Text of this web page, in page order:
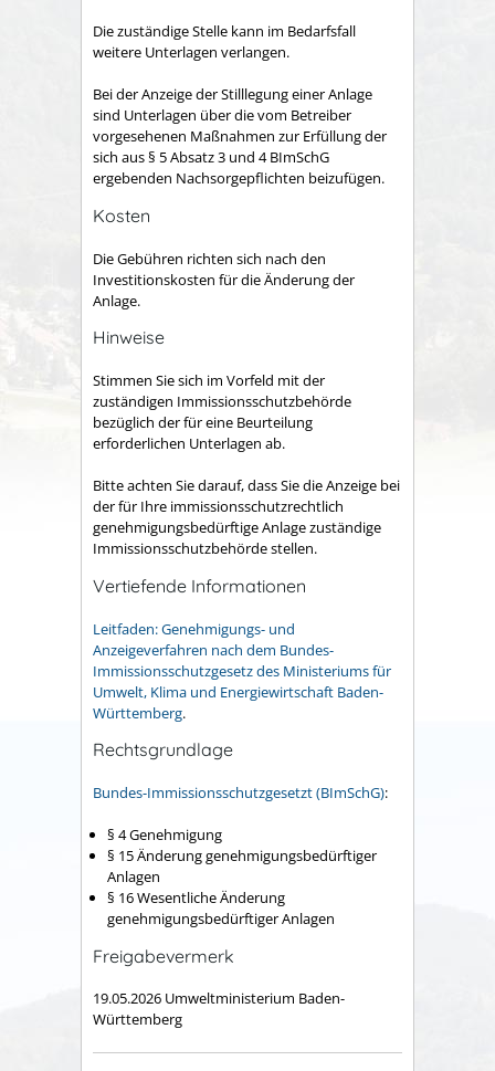
Die zuständige Stelle kann im Bedarfsfall
weitere Unterlagen verlangen.
Bei der Anzeige der Stilllegung einer Anlage
sind Unterlagen über die vom Betreiber
vorgesehenen Maßnahmen zur Erfüllung der
sich aus § 5 Absatz 3 und 4 BImSchG
ergebenden Nachsorgepflichten beizufügen.
Kosten
Die Gebühren richten sich nach den
Investitionskosten für die Änderung der
Anlage.
Hinweise
Stimmen Sie sich im Vorfeld mit der
zuständigen Immissionsschutzbehörde
bezüglich der für eine Beurteilung
erforderlichen Unterlagen ab.
Bitte achten Sie darauf, dass Sie die Anzeige bei
der für Ihre immissionsschutzrechtlich
genehmigungsbedürftige Anlage zuständige
Immissionsschutzbehörde stellen.
Vertiefende Informationen
Leitfaden: Genehmigungs- und
Anzeigeverfahren nach dem Bundes-
Immissionsschutzgesetz des Ministeriums für
Umwelt, Klima und Energiewirtschaft Baden-
Württemberg.
Rechtsgrundlage
Bundes-Immissionsschutzgesetzt (BImSchG):
§ 4Genehmigung
§ 15Änderung genehmigungsbedürftiger
Anlagen
§ 16 Wesentliche Änderung
genehmigungsbedürftiger Anlagen
Freigabevermerk
19.05.2026 Umweltministerium Baden-
Württemberg